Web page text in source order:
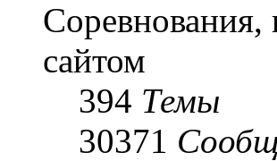
сайтом
394 Темы
30371